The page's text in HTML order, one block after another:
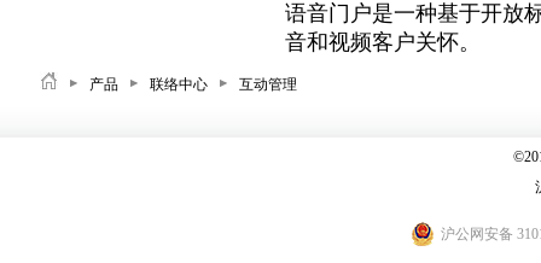
语音门户是一种基于开放
音和视频客户关怀。
产品 联络中心 互动管理
沪公网安备